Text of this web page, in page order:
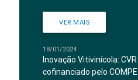
VER MAIS
18/01/2024
Inovação Vitivinícola:
cofinanciado pelo